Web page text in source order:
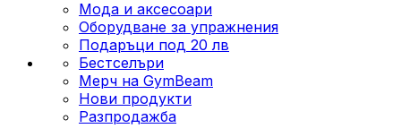
Мода и аксесоари
Оборудване за упражнения
Подаръци под 20 лв
Бестселъри
Мерч на GymBeam
Нови продукти
Разпродажба